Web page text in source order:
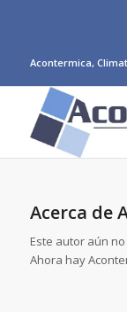
Acontermica,
Acerca de
Este autor aún
Ahora hay